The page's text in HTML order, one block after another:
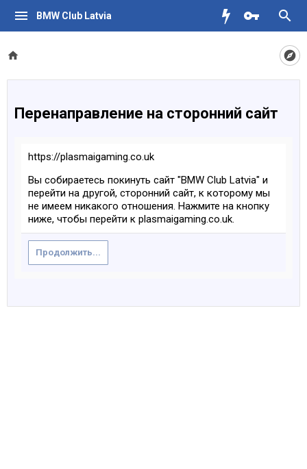
BMW Club Latvia
Перенаправление на сторонний сайт
https://plasmaigaming.co.uk
Вы собираетесь покинуть сайт "BMW Club Latvia" и
перейти на другой, сторонний сайт, к которому мы
не имеем никакого отношения. Нажмите на кнопку
ниже, чтобы перейти к plasmaigaming.co.uk.
Продолжить...